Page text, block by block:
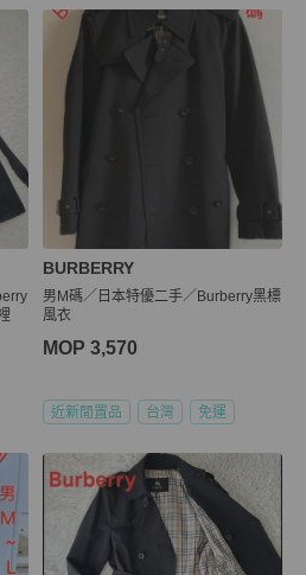
薦精品
BURBERRY
男M碼／日本特優二手／Burberry黑標
風衣
MOP 3,570
近新閒置品 台灣 免運